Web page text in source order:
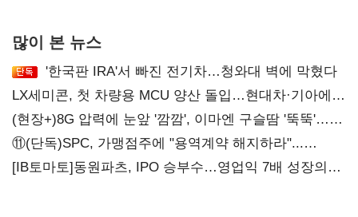
많이 본 뉴스
'한국판 IRA'서 빠진 전기차…청와대 벽에 막혔다
LX세미콘, 첫 차량용 MCU 양산 돌입…현대차·기아에
공급
(현장+)8G 압력에 눈앞 '깜깜', 이마엔 구슬땀 '뚝뚝'…
화려한 에어쇼 뒤 땀방울
⑪(단독)SPC, 가맹점주에 "용역계약 해지하라"...
내팽개친 '사회적합의'
[IB토마토]동원파츠, IPO 승부수…영업익 7배 성장의